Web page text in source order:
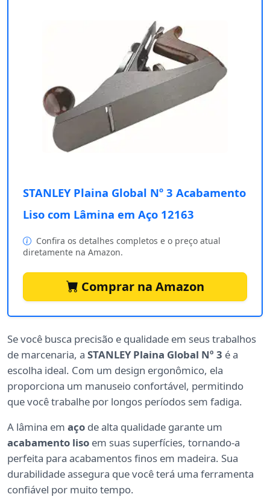
STANLEY Plaina Global Nº 3 Acabamento
Liso com Lâmina em Aço 12163
Confira os detalhes completos e o preço atual
diretamente na Amazon.
Comprar na Amazon
Se você busca precisão e qualidade em seus trabalhos
de marcenaria, a STANLEY Plaina Global Nº 3 é a
escolha ideal. Com um design ergonômico, ela
proporciona um manuseio confortável, permitindo
que você trabalhe por longos períodos sem fadiga.
A lâmina em aço de alta qualidade garante um
acabamento liso em suas superfícies, tornando-a
perfeita para acabamentos finos em madeira. Sua
durabilidade assegura que você terá uma ferramenta
confiável por muito tempo.